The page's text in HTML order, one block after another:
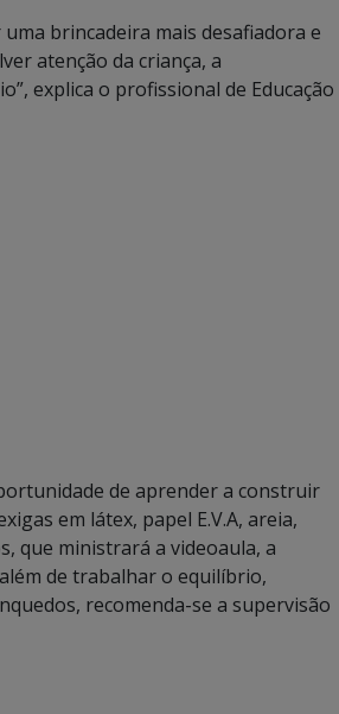
brincadeira mais desafiadora e
atenção da criança, a
explica o profissional de Educação
de aprender a construir
em látex, papel E.V.A, areia,
que ministrará a videoaula, a
de trabalhar o equilíbrio,
recomenda-se a supervisão